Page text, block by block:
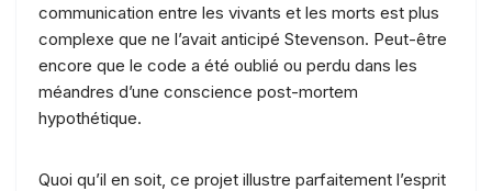
communication entre les vivants et les morts est plus
complexe que ne l’avait anticipé Stevenson. Peut-être
encore que le code a été oublié ou perdu dans les
méandres d’une conscience post-mortem
hypothétique.
Quoi qu’il en soit, ce projet illustre parfaitement l’esprit